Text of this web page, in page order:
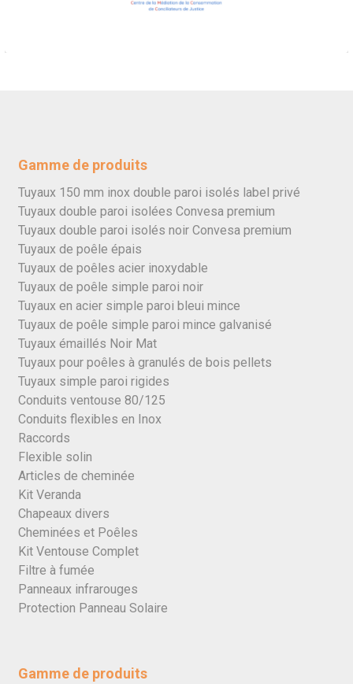
Gamme de produits
Tuyaux 150 mm inox double paroi isolés label privé
Tuyaux double paroi isolées Convesa premium
Tuyaux double paroi isolés noir Convesa premium
Tuyaux de poêle épais
Tuyaux de poêles acier inoxydable
Tuyaux de poêle simple paroi noir
Tuyaux en acier simple paroi bleui mince
Tuyaux de poêle simple paroi mince galvanisé
Tuyaux émaillés Noir Mat
Tuyaux pour poêles à granulés de bois pellets
Tuyaux simple paroi rigides
Conduits ventouse 80/125
Conduits flexibles en Inox
Raccords
Flexible solin
Articles de cheminée
Kit Veranda
Chapeaux divers
Cheminées et Poêles
Kit Ventouse Complet
Filtre à fumée
Panneaux infrarouges
Protection Panneau Solaire
Gamme de produits